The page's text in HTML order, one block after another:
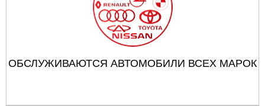
ОБСЛУЖИВАЮТСЯ АВТОМОБИЛИ ВСЕХ МАРОК